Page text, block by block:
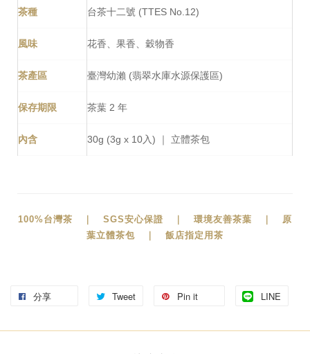
茶種 台茶十二號 (TTES No.12)
風味 花香、果香、穀物香
茶產區 臺灣幼瀨 (翡翠水庫水源保護區)
保存期限 茶葉 2 年
內含 30g (3g x 10入) ｜ 立體茶包
100%台灣茶 ｜ SGS安心保證 ｜ 環境友善茶葉 ｜ 原
葉立體茶包 ｜ 飯店指定用茶
分享 Tweet Pin it LINE